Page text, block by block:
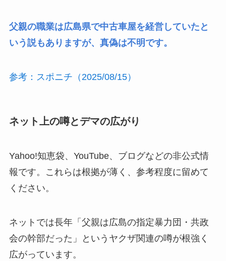
父親の職業は広島県で中古車屋を経営していたと
いう説もありますが、真偽は不明です。
参考：スポニチ（2025/08/15）
ネット上の噂とデマの広がり
Yahoo!知恵袋、YouTube、ブログなどの非公式情
報です。これらは根拠が薄く、参考程度に留めて
ください。
ネットでは長年「父親は広島の指定暴力団・共政
会の幹部だった」というヤクザ関連の噂が根強く
広がっています。